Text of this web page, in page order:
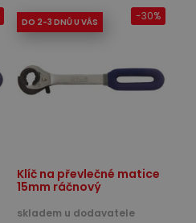
DO 2-3 DNŮ U VÁS
Klíč na převlečné matice
15mm ráčnový
skladem u dodavatele
-30%